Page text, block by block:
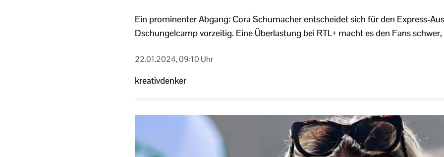
Ein prominenter Abgang: Cora Schumacher entscheidet sich für den Express-
Dschungelcamp vorzeitig. Eine Überlastung bei RTL+ macht es den Fans
22.01.2024, 09:10 Uhr
kreativdenker